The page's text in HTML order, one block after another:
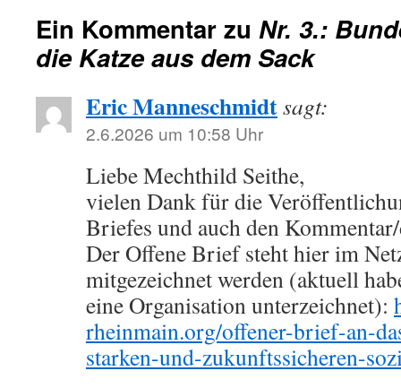
Ein Kommentar zu Nr. 3.:
die Katze aus dem Sack
Eric Manneschmidtsagt:
2.6.2026 um 10:58 Uhr
Liebe Mechthild Seithe,
vielen Dank für die
Briefes und auch den
Der Offene Brief steht hier im
mitgezeichnet werden (aktuell
eine Organisation unterzeichnet):
rheinmain.org/offener-brief-an-
starken-und-zukunftssicheren-